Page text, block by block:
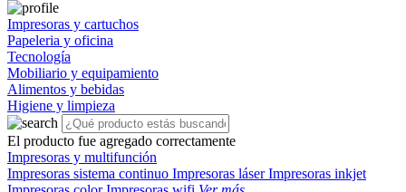
Impresoras y cartuchos
Papeleria y oficina
Tecnología
Mobiliario y equipamiento
Alimentos y bebidas
Higiene y limpieza
El producto fue agregado correctamente
Impresoras y multifunción
Impresoras sistema continuo Impresoras láserImpresoras inkjet